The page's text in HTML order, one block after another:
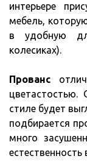
интерьере
мебель,
в удобную
колесиках).
Прованс
цветастостью.
стиле будет
подбирается
много
естественность